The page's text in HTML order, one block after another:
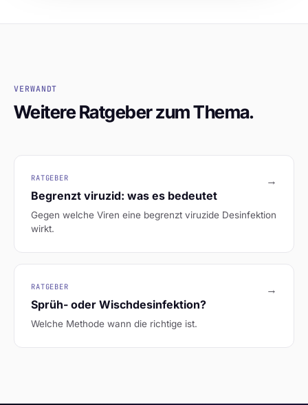
VERWANDT
Weitere Ratgeber zum Thema.
RATGEBER
Begrenzt viruzid: was es bedeutet
Gegen welche Viren eine begrenzt viruzide Desinfektion
wirkt.
→
RATGEBER
Sprüh- oder Wischdesinfektion?
Welche Methode wann die richtige ist.
→